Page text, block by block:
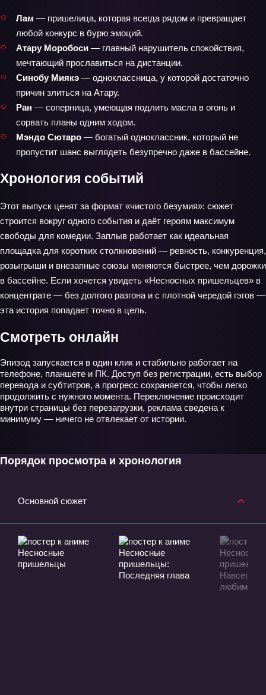
Лам — пришелица, которая всегда рядом и превращает
любой конкурс в бурю эмоций.
Атару Моробоси — главный нарушитель спокойствия,
мечтающий прославиться на дистанции.
Синобу Миякэ — одноклассница, у которой достаточно
причин злиться на Атару.
Ран — соперница, умеющая подлить масла в огонь и
сорвать планы одним ходом.
Мэндо Сютаро — богатый одноклассник, который не
пропустит шанс выглядеть безупречно даже в бассейне.
Хронология событий
Этот выпуск ценят за формат «чистого безумия»: сюжет
строится вокруг одного события и даёт героям максимум
свободы для комедии. Заплыв работает как идеальная
площадка для коротких столкновений — ревность, конкуренция,
розыгрыши и внезапные союзы меняются быстрее, чем дорожки
в бассейне. Если хочется увидеть «Несносных пришельцев» в
концентрате — без долгого разгона и с плотной чередой гэгов —
эта история попадает точно в цель.
Смотреть онлайн
Эпизод запускается в один клик и стабильно работает на
телефоне, планшете и ПК. Доступ без регистрации, есть выбор
перевода и субтитров, а прогресс сохраняется, чтобы легко
продолжить с нужного момента. Переключение происходит
внутри страницы без перезагрузки, реклама сведена к
минимуму — ничего не отвлекает от истории.
Порядок просмотра и хронология
Основной сюжет